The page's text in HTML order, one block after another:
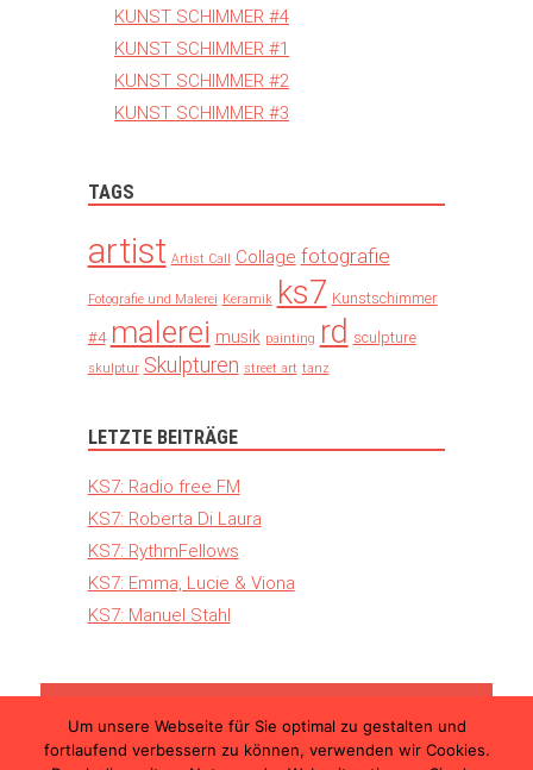
KUNST SCHIMMER #4
KUNST SCHIMMER #1
KUNST SCHIMMER #2
KUNST SCHIMMER #3
TAGS
artist Artist Call Collage fotografie
Fotografie und Malerei Keramik ks7 Kunstschimmer
#4 malerei musik painting rd sculpture
skulptur Skulpturen street art tanz
LETZTE BEITRÄGE
KS7: Radio free FM
KS7: Roberta Di Laura
KS7: RythmFellows
KS7: Emma, Lucie & Viona
KS7: Manuel Stahl
© 2026 Kunst Schimmer – Die internationale
Kunstmesse in Ulm |
Teilnahmebedingungen
Um unsere Webseite für Sie optimal zu gestalten und
fortlaufend verbessern zu können, verwenden wir Cookies.